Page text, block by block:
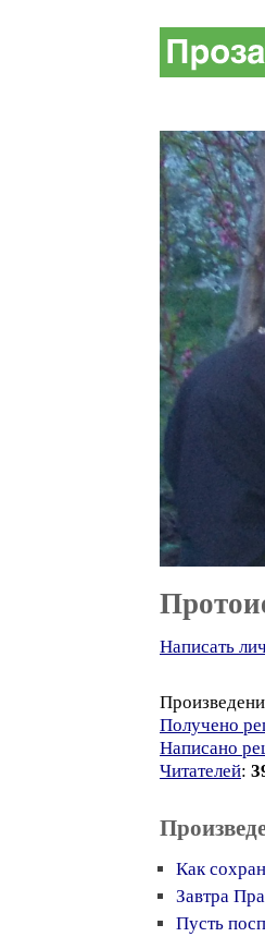
Написать
Получено
Написано
Читателей:
Как
Завтра
Пусть